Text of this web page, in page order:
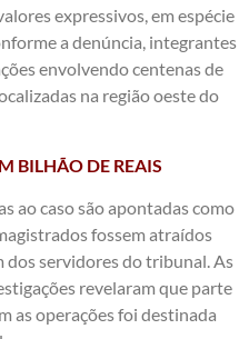
expressivos, em espécie
a denúncia, integrantes
envolvendo centenas de
na região oeste do
BILHÃO DE REAIS
ao caso são apontadas como
fossem atraídos
dos servidores do tribunal. As
revelaram que parte
as operações foi destinada